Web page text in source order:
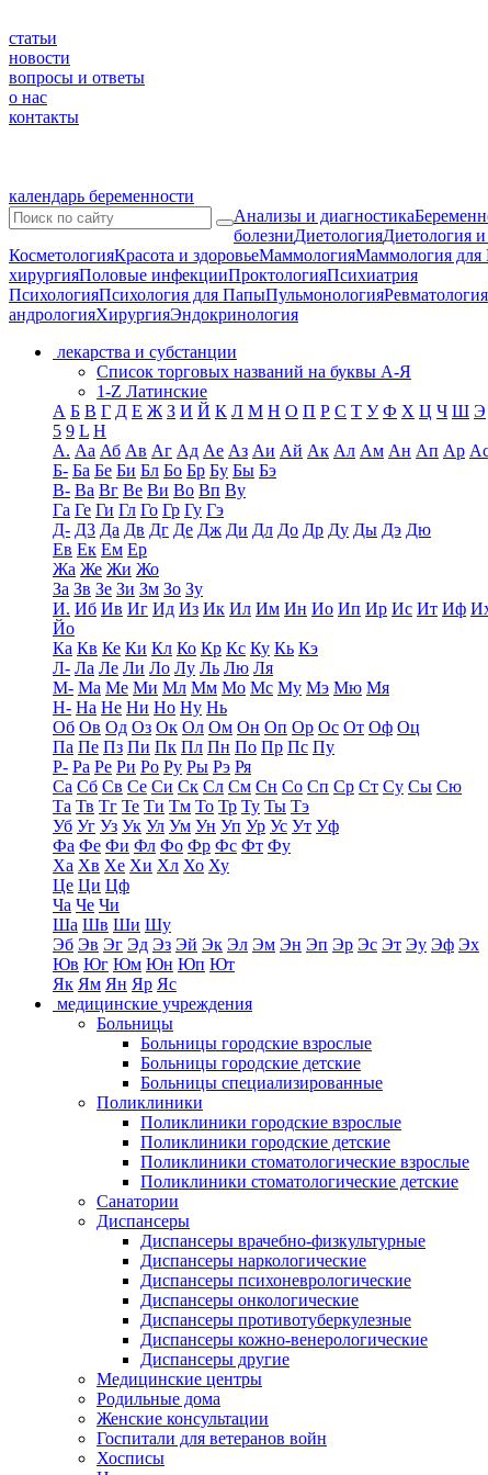
статьи
новости
вопросы и ответы
о нас
контакты
календарь беременности
Анализы и диагностика
болезниДиетологияДиетология
КосметологияКрасота и здоровьеМаммологияМаммология для
хирургияПоловые инфекцииПроктологияПсихиатрия
ПсихологияПсихология для ПапыПульмонологияРевматология
андрологияХирургияЭндокринология
лекарства и субстанции
Список торговых названий на буквы А-Я
1-Z Латинские
А Б В Г Д Е Ж З И Й К Л М Н О П Р С Т У Ф Х Ц Ч Ш Э
5 9 L H
А. Аа Аб Ав Аг Ад Ае Аз Аи Ай Ак Ал Ам Ан Ап Ар
Б- Ба Бе Би Бл Бо Бр Бу Бы Бэ
В- Ва Вг Ве Ви Во Вп Ву
Га Ге Ги Гл Го Гр Гу Гэ
Д- Д3 Да Дв Дг Де Дж Ди Дл До Др Ду Ды Дэ Дю
Ев Ек Ем Ер
Жа Же Жи Жо
За Зв Зе Зи Зм Зо Зу
И. Иб Ив Иг Ид Из Ик Ил Им Ин Ио Ип Ир Ис Ит Иф
Йо
Ка Кв Ке Ки Кл Ко Кр Кс Ку Кь Кэ
Л- Ла Ле Ли Ло Лу Ль Лю Ля
М- Ма Ме Ми Мл Мм Мо Мс Му Мэ Мю Мя
Н- На Не Ни Но Ну Нь
Об Ов Од Оз Ок Ол Ом Он Оп Ор Ос От Оф Оц
Па Пе Пз Пи Пк Пл Пн По Пр Пс Пу
Р- Ра Ре Ри Ро Ру Ры Рэ Ря
Са Сб Св Се Си Ск Сл См Сн Со Сп Ср Ст Су Сы Сю
Та Тв Тг Те Ти Тм То Тр Ту Ты Тэ
Уб Уг Уз Ук Ул Ум Ун Уп Ур Ус Ут Уф
Фа Фе Фи Фл Фо Фр Фс Фт Фу
Ха Хв Хе Хи Хл Хо Ху
Це Ци Цф
Ча Че Чи
Ша Шв Ши Шу
Эб Эв Эг Эд Эз Эй Эк Эл Эм Эн Эп Эр Эс Эт Эу Эф Эх
Юв Юг Юм Юн Юп Ют
Як Ям Ян Яр Яс
медицинские учреждения
Больницы
Больницы городские взрослые
Больницы городские детские
Больницы специализированные
Поликлиники
Поликлиники городские взрослые
Поликлиники городские детские
Поликлиники стоматологические взрослые
Поликлиники стоматологические детские
Санатории
Диспансеры
Диспансеры врачебно-физкультурные
Диспансеры наркологические
Диспансеры психоневрологические
Диспансеры онкологические
Диспансеры противотуберкулезные
Диспансеры кожно-венерологические
Диспансеры другие
Медицинские центры
Родильные дома
Женские консультации
Госпитали для ветеранов войн
Хосписы